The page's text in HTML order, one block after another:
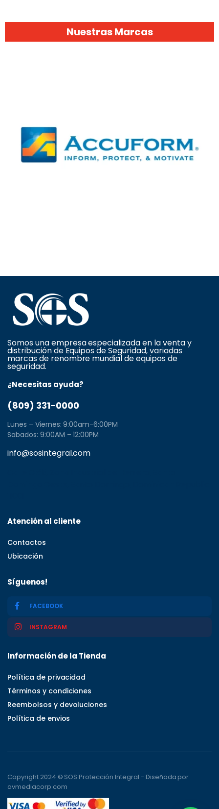
Nuestras Marcas
Somos una empresa especializada en la venta y
distribución de Equipos de Seguridad, variadas
marcas de renombre mundial de equipos de
seguridad.
¿Necesitas ayuda?
(809) 331-0000
Lunes – Viernes: 9:00am-6:00PM
Sabados: 9:00AM – 12:00PM
info@sosintegral.com
Atención al cliente
Contactos
Ubicación
Síguenos!
FACEBOOK
INSTAGRAM
Información de la Tienda
Política de privacidad
Términos y condiciones
Reembolsos y devoluciones
Política de envios
Copyright 2024 © SOS Protección Integral - Diseñada por
avmediacorp.com